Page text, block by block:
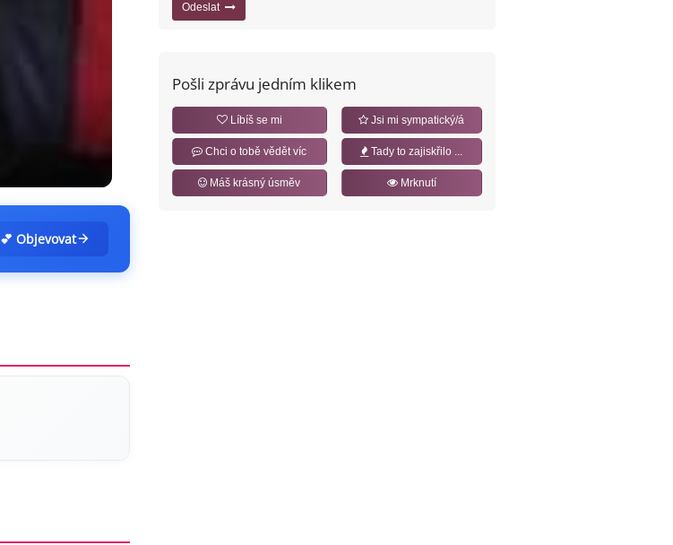
💕 Objevovat
Odeslat
Pošli zprávu jedním klikem
Líbíš se mi Jsi mi sympatický/á
Chci o tobě vědět víc Tady to zajiskřilo ...
Máš krásný úsměv Mrknutí